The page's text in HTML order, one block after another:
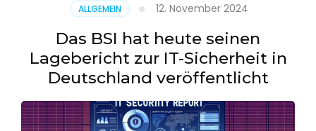
aus
CSV
erstellen
ALLGEMEIN 12. November 2024
Das BSI hat heute seinen
Lagebericht zur IT-Sicherheit in
Deutschland veröffentlicht